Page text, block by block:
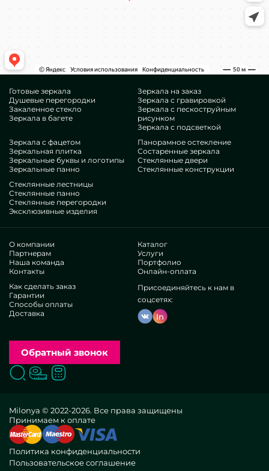
Готовые зеркала
Душевые перегородки
Закаленное стекло
Зеркала в багете
Зеркала на заказ
Зеркала с гравировкой
Зеркала с пескоструйным
рисунком
Зеркала с подсветкой
Зеркала с фацетом
Зеркальная плитка
Зеркальные буквы и логотипы
Зеркальные панно
Панорамное остекление
Состаренные зеркала
Стеклянные двери
Стеклянные конструкции
Стеклянные лестницы
Стеклянные панно
Стеклянные перегородки
Эксклюзивные изделия
О компании
Партнерам
Наша команда
Контакты
Каталог
Услуги
Портфолио
Онлайн-оплата
Как сделать заказ
Гарантии
Способы оплаты
Доставка
Присоединяйтесь к нам в
соцсетях:
In
Обратный звонок
ПоискВызвать замерщика
Milonya © 2022-2026. Все права защищены
Принимаем к оплате
Политика конфиденциальности
Пользовательское соглашение